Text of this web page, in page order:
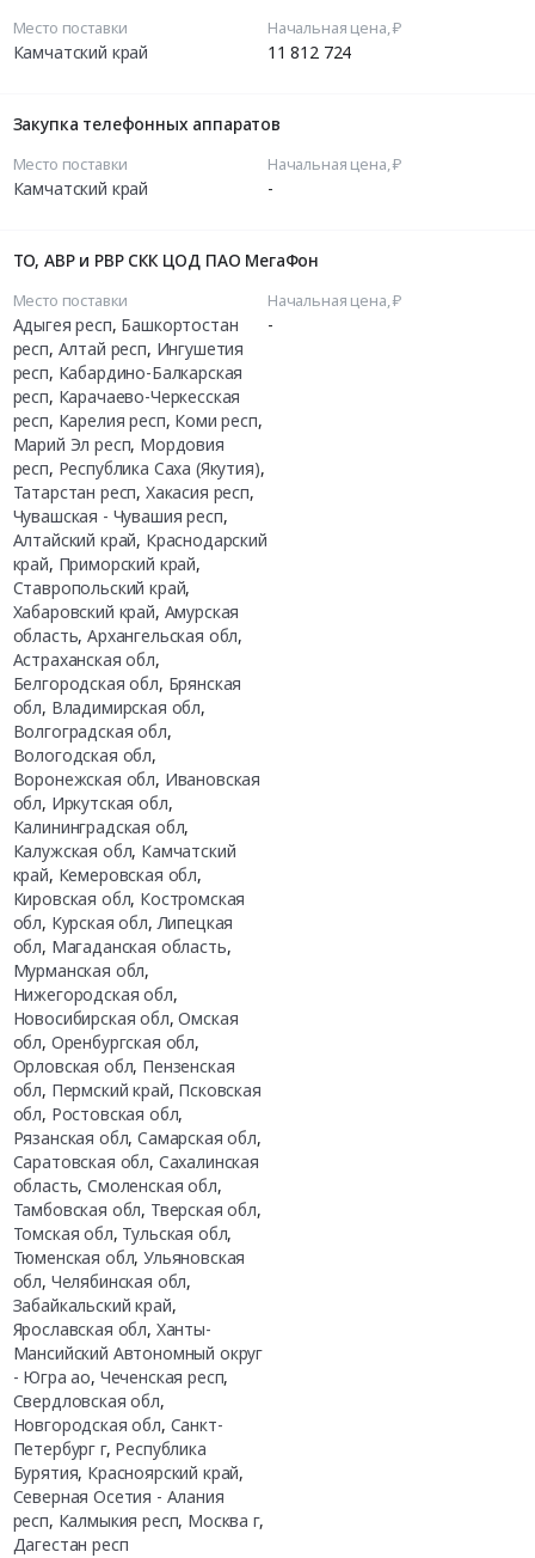
Место поставки
Камчатский край
Начальная цена, ₽
11 812 724
Закупка телефонных аппаратов
Место поставки
Камчатский край
Начальная цена, ₽
-
ТО, АВР и РВР СКК ЦОД ПАО МегаФон
Место поставки
Адыгея респ, Башкортостан
респ, Алтай респ, Ингушетия
респ, Кабардино-Балкарская
респ, Карачаево-Черкесская
респ, Карелия респ, Коми респ,
Марий Эл респ, Мордовия
респ, Республика Саха (Якутия),
Татарстан респ, Хакасия респ,
Чувашская - Чувашия респ,
Алтайский край, Краснодарский
край, Приморский край,
Ставропольский край,
Хабаровский край, Амурская
область,Архангельская обл,
Астраханская обл,
Белгородская обл, Брянская
обл, Владимирская обл,
Волгоградская обл,
Вологодская обл,
Воронежская обл, Ивановская
обл, Иркутская обл,
Калининградская обл,
Калужская обл, Камчатский
край, Кемеровская обл,
Кировская обл, Костромская
обл, Курская обл,Липецкая
обл, Магаданская область,
Мурманская обл,
Нижегородская обл,
Новосибирская обл,Омская
обл, Оренбургская обл,
Орловская обл, Пензенская
обл, Пермский край, Псковская
обл, Ростовская обл,
Рязанская обл,Самарская обл,
Саратовская обл, Сахалинская
область,Смоленская обл,
Тамбовская обл, Тверская обл,
Томская обл, Тульская обл,
Тюменская обл,Ульяновская
обл, Челябинская обл,
Забайкальский край,
Ярославская обл, Ханты-
Мансийский Автономный округ
- Югра ао, Чеченская респ,
Свердловская обл,
Новгородская обл, Санкт-
Петербург г, Республика
Бурятия, Красноярский край,
Северная Осетия - Алания
респ, Калмыкия респ, Москва г,
Дагестан респ
Начальная цена, ₽
-